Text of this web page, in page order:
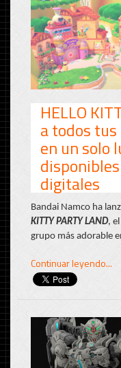
HELLO
a todos
en un solo
digitales
Bandai Namco ha
KITTY PARTY LAND,
grupo más adorable
Continuar leyendo...